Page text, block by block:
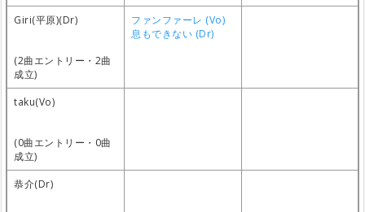
Giri(平原)(Dr)
(2曲エントリー・2曲
成立)
ファンファーレ (Vo)
息もできない (Dr)
taku(Vo)
(0曲エントリー・0曲
成立)
恭介(Dr)